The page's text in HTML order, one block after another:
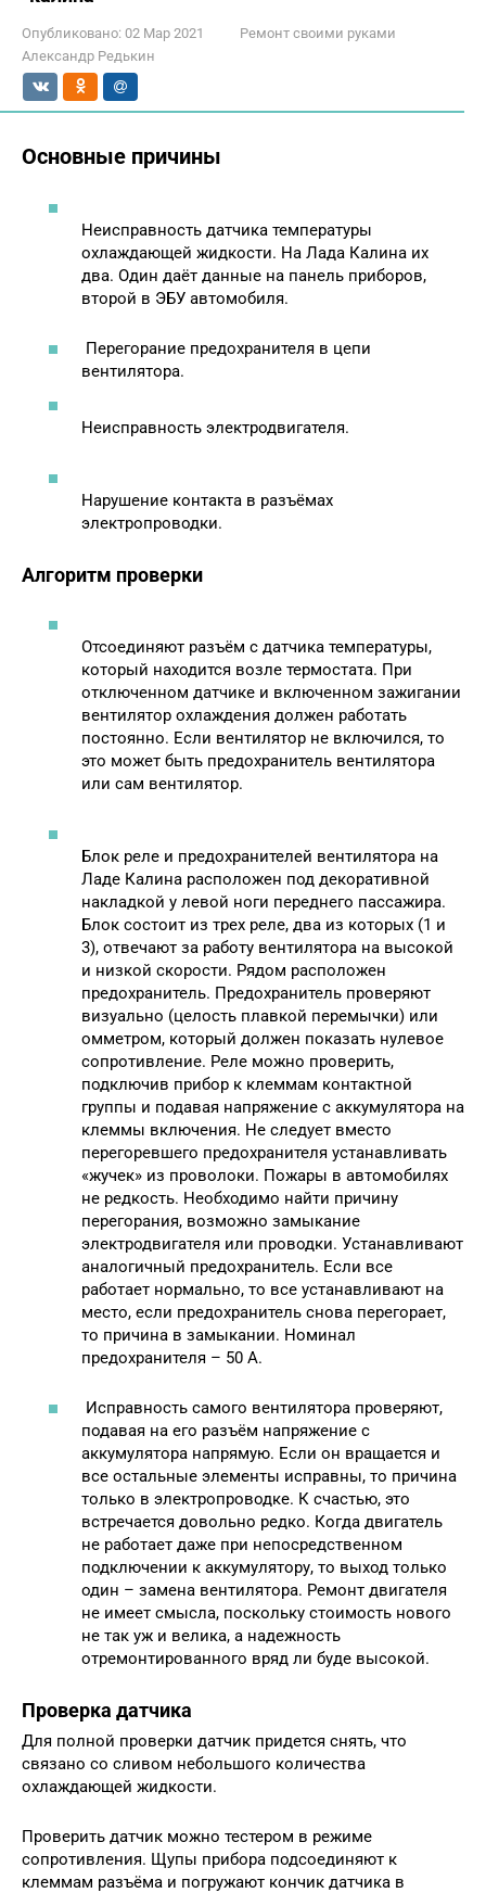
Опубликовано: 02 Мар 2021
Ремонт своими руками
Александр Редькин
Основные причины
Неисправность датчика температуры
охлаждающей жидкости. На Лада Калина их
два. Один даёт данные на панель приборов,
второй в ЭБУ автомобиля.
Перегорание предохранителя в цепи
вентилятора.
Неисправность электродвигателя.
Нарушение контакта в разъёмах
электропроводки.
Алгоритм проверки
Отсоединяют разъём с датчика температуры,
который находится возле термостата. При
отключенном датчике и включенном зажигании
вентилятор охлаждения должен работать
постоянно. Если вентилятор не включился, то
это может быть предохранитель вентилятора
или сам вентилятор.
Блок реле и предохранителей вентилятора на
Ладе Калина расположен под декоративной
накладкой у левой ноги переднего пассажира.
Блок состоит из трех реле, два из которых (1 и
3), отвечают за работу вентилятора на высокой
и низкой скорости. Рядом расположен
предохранитель. Предохранитель проверяют
визуально (целость плавкой перемычки) или
омметром, который должен показать нулевое
сопротивление. Реле можно проверить,
подключив прибор к клеммам контактной
группы и подавая напряжение с аккумулятора на
клеммы включения. Не следует вместо
перегоревшего предохранителя устанавливать
«жучек» из проволоки. Пожары в автомобилях
не редкость. Необходимо найти причину
перегорания, возможно замыкание
электродвигателя или проводки. Устанавливают
аналогичный предохранитель. Если все
работает нормально, то все устанавливают на
место, если предохранитель снова перегорает,
то причина в замыкании. Номинал
предохранителя – 50 А.
Исправность самого вентилятора проверяют,
подавая на его разъём напряжение с
аккумулятора напрямую. Если он вращается и
все остальные элементы исправны, то причина
только в электропроводке. К счастью, это
встречается довольно редко. Когда двигатель
не работает даже при непосредственном
подключении к аккумулятору, то выход только
один – замена вентилятора. Ремонт двигателя
не имеет смысла, поскольку стоимость нового
не так уж и велика, а надежность
отремонтированного вряд ли буде высокой.
Проверка датчика
Для полной проверки датчик придется снять, что
связано со сливом небольшого количества
охлаждающей жидкости.
Проверить датчик можно тестером в режиме
сопротивления. Щупы прибора подсоединяют к
клеммам разъёма и погружают кончик датчика в